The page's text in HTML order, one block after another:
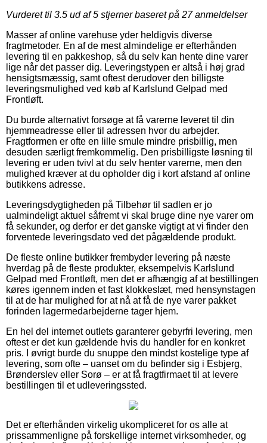
Vurderet til 3.5 ud af 5 stjerner baseret på 27anmeldelser
Masser af online varehuse yder heldigvis diverse
fragtmetoder. En af de mest almindelige er efterhånden
levering til en pakkeshop, så du selv kan hente dine varer
lige når det passer dig. Leveringstypen er altså i høj grad
hensigtsmæssig, samt oftest derudover den billigste
leveringsmulighed ved køb af Karlslund Gelpad med
Frontløft.
Du burde alternativt forsøge at få varerne leveret til din
hjemmeadresse eller til adressen hvor du arbejder.
Fragtformen er ofte en lille smule mindre prisbillig, men
desuden særligt fremkommelig. Den prisbilligste løsning til
levering er uden tvivl at du selv henter varerne, men den
mulighed kræver at du opholder dig i kort afstand af online
butikkens adresse.
Leveringsdygtigheden på Tilbehør til sadlen er jo
ualmindeligt aktuel såfremt vi skal bruge dine nye varer om
få sekunder, og derfor er det ganske vigtigt at vi finder den
forventede leveringsdato ved det pågældende produkt.
De fleste online butikker frembyder levering på næste
hverdag på de fleste produkter, eksempelvis Karlslund
Gelpad med Frontløft, men det er afhængig af at bestillingen
køres igennem inden et fast klokkeslæt, med hensynstagen
til at de har mulighed for at nå at få de nye varer pakket
forinden lagermedarbejderne tager hjem.
En hel del internet outlets garanterer gebyrfri levering, men
oftest er det kun gældende hvis du handler for en konkret
pris. I øvrigt burde du snuppe den mindst kostelige type af
levering, som ofte – uanset om du befinder sig i Esbjerg,
Brønderslev eller Sorø – er at få fragtfirmaet til at levere
bestillingen til et udleveringssted.
Det er efterhånden virkelig ukompliceret for os alle at
prissammenligne på forskellige internet virksomheder, og